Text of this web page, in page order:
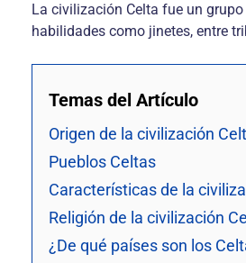
La civilización Celta fue un
habilidades como jinetes, entre
Temas del Artículo
Origen de la civilización
Pueblos Celtas
Características de la
Religión de la civilización
¿De qué países son los